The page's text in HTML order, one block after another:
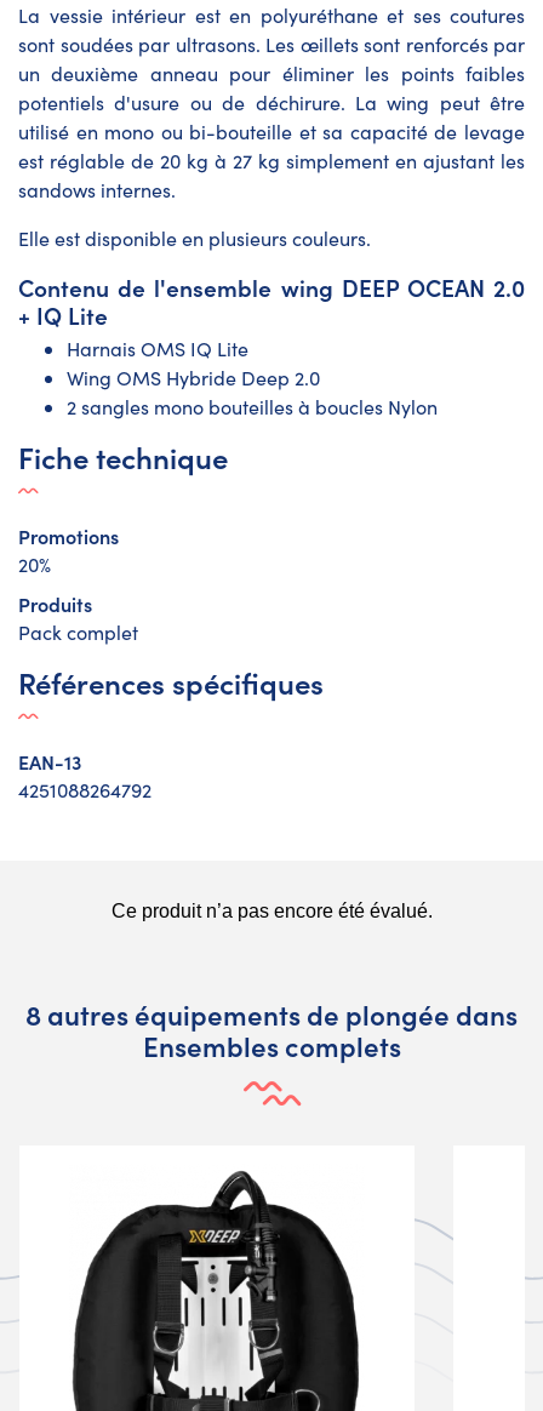
La vessie intérieur est en polyuréthane et ses coutures
sont soudées par ultrasons. Les œillets sont renforcés par
un deuxième anneau pour éliminer les points faibles
potentiels d'usure ou de déchirure. La wing peut être
utilisé en mono ou bi-bouteille et sa capacité de levage
est réglable de 20 kg à 27 kg simplement en ajustant les
sandows internes.
Elle est disponible en plusieurs couleurs.
Contenu de l'ensemble wing DEEP OCEAN 2.0
+ IQ Lite
Harnais OMS IQ Lite
Wing OMS Hybride Deep 2.0
2 sangles mono bouteilles à boucles Nylon
Fiche technique
Promotions
20%
Produits
Pack complet
Références spécifiques
EAN-13
4251088264792
8 autres équipements de plongée dans
Ensembles complets